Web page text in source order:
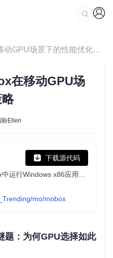
/ 4个维度解析Mobox在移动GPU场景下的性能优化策略
在移动GPU场
盼Ellen
下载源代码
mo/mobox
题：为何GPU选择如此